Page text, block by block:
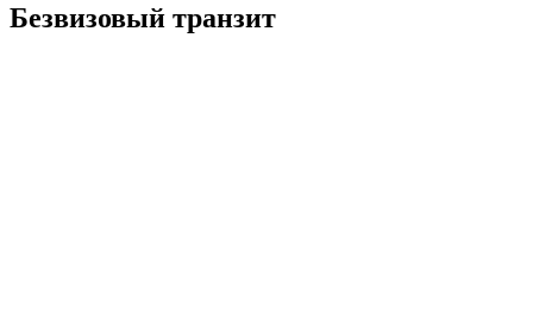
Безвизовый транзит